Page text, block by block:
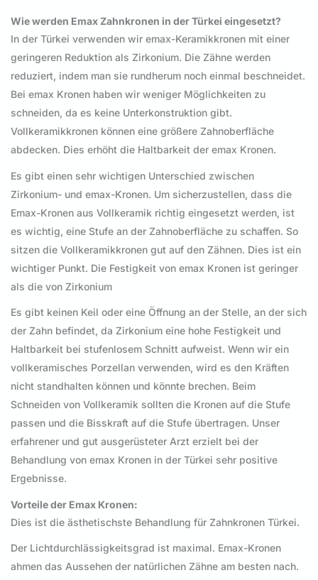
Wie werden Emax Zahnkronen in der Türkei eingesetzt?
In der Türkei verwenden wir emax-Keramikkronen mit einer
geringeren Reduktion als Zirkonium. Die Zähne werden
reduziert, indem man sie rundherum noch einmal beschneidet.
Bei emax Kronen haben wir weniger Möglichkeiten zu
schneiden, da es keine Unterkonstruktion gibt.
Vollkeramikkronen können eine größere Zahnoberfläche
abdecken. Dies erhöht die Haltbarkeit der emax Kronen.
Es gibt einen sehr wichtigen Unterschied zwischen
Zirkonium- und emax-Kronen. Um sicherzustellen, dass die
Emax-Kronen aus Vollkeramik richtig eingesetzt werden, ist
es wichtig, eine Stufe an der Zahnoberfläche zu schaffen. So
sitzen die Vollkeramikkronen gut auf den Zähnen. Dies ist ein
wichtiger Punkt. Die Festigkeit von emax Kronen ist geringer
als die von Zirkonium
Es gibt keinen Keil oder eine Öffnung an der Stelle, an der sich
der Zahn befindet, da Zirkonium eine hohe Festigkeit und
Haltbarkeit bei stufenlosem Schnitt aufweist. Wenn wir ein
vollkeramisches Porzellan verwenden, wird es den Kräften
nicht standhalten können und könnte brechen. Beim
Schneiden von Vollkeramik sollten die Kronen auf die Stufe
passen und die Bisskraft auf die Stufe übertragen. Unser
erfahrener und gut ausgerüsteter Arzt erzielt bei der
Behandlung von emax Kronen in der Türkei sehr positive
Ergebnisse.
Vorteile der Emax Kronen:
Dies ist die ästhetischste Behandlung für Zahnkronen Türkei.
Der Lichtdurchlässigkeitsgrad ist maximal. Emax-Kronen
ahmen das Aussehen der natürlichen Zähne am besten nach.